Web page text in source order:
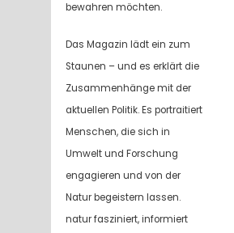
bewahren möchten.
Das Magazin lädt ein zum
Staunen – und es erklärt die
Zusammenhänge mit der
aktuellen Politik. Es portraitiert
Menschen, die sich in
Umwelt und Forschung
engagieren und von der
Natur begeistern lassen.
natur fasziniert, informiert